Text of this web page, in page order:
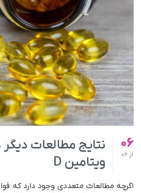
06
از
نتایج مطالعات دیگر
ویتامین D